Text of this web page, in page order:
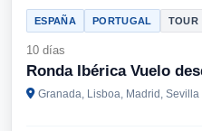
ESPAÑA PORTUGAL TOUR
10 días
Ronda Ibérica Vuelo
Granada, Lisboa, Madrid, Sevilla